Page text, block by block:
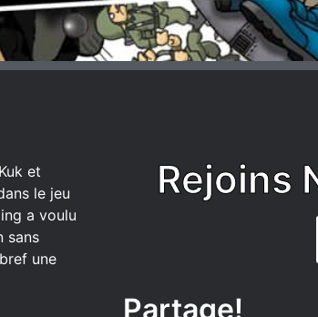
et
le jeu
a voulu
sans
une
Rejoins
Partage!